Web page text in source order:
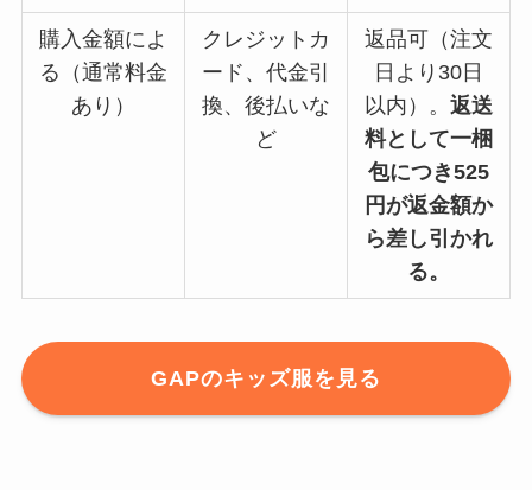
購入金額によ
る（通常料金
あり）
クレジットカ
ード、代金引
換、後払いな
ど
返品可（注文
日より30日
以内）。 返送
料として一梱
包につき525
円が返金額か
ら差し引かれ
る。
GAPのキッズ服を見る